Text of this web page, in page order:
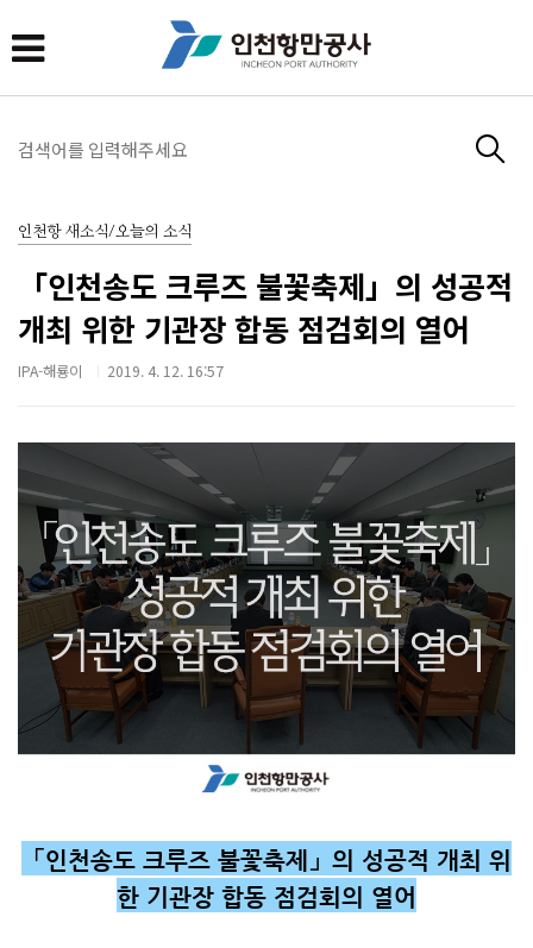
인천항 새소식/오늘의 소식
「인천송도 크루즈 불꽃축제」의 성공적
개최 위한 기관장 합동 점검회의 열어
IPA-해룡이 2019. 4. 12. 16:57
「인천송도 크루즈 불꽃축제」의 성공적 개최 위
한 기관장 합동 점검회의 열어